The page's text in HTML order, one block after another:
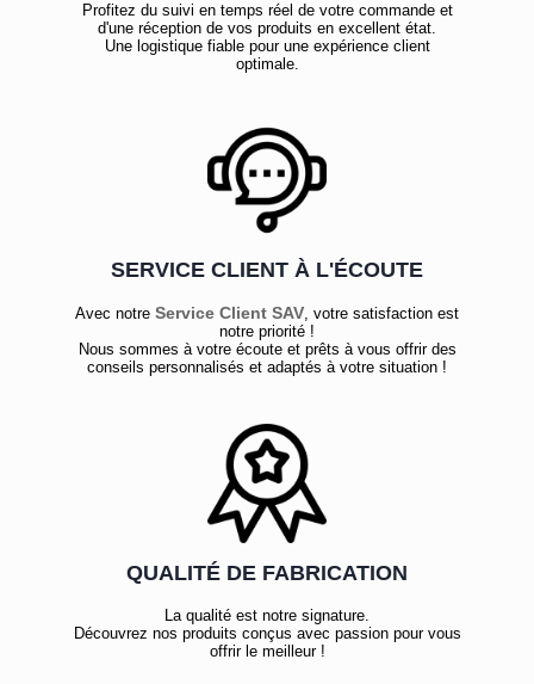
Profitez du suivi en temps réel de votre commande et
d'une réception de vos produits en excellent état.
Une logistique fiable pour une expérience client
optimale.
SERVICE CLIENT À L'ÉCOUTE
Avec notre Service Client SAV, votre satisfaction est
notre priorité !
Nous sommes à votre écoute et prêts à vous offrir des
conseils personnalisés et adaptés à votre situation !
QUALITÉ DE FABRICATION
La qualité est notre signature.
Découvrez nos produits conçus avec passion pour vous
offrir le meilleur !